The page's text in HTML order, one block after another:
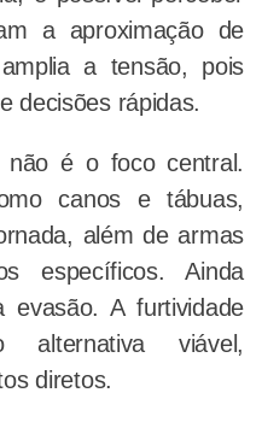
a aproximação de
a tensão, pois
decisões rápidas.
é o foco central.
canos e tábuas,
além de armas
específicos. Ainda
A furtividade
alternativa viável,
diretos.